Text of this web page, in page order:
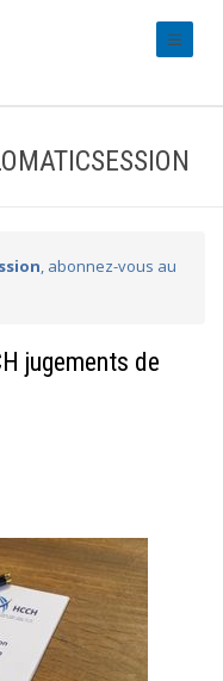
, abonnez-vous au
jugements de